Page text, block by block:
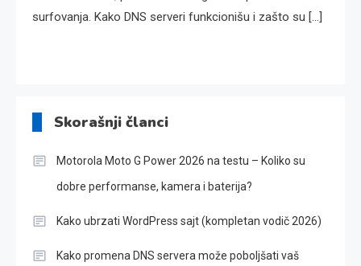
surfovanja. Kako DNS serveri funkcionišu i zašto su […]
Skorašnji članci
Motorola Moto G Power 2026 na testu – Koliko su
dobre performanse, kamera i baterija?
Kako ubrzati WordPress sajt (kompletan vodič 2026)
Kako promena DNS servera može poboljšati vaš